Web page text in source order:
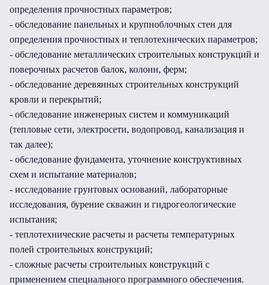
определения прочностных параметров;
- обследование панельных и крупноблочных стен для
определения прочностных и теплотехнических параметров;
- обследование металлических строительных конструкций и
поверочных расчетов балок, колонн, ферм;
- обследование деревянных строительных конструкций
кровли и перекрытий;
- обследование инженерных систем и коммуникаций
(тепловые сети, электросети, водопровод, канализация и
так далее);
- обследование фундамента, уточнение конструктивных
схем и испытание материалов;
- исследование грунтовых оснований, лабораторные
исследования, бурение скважин и гидрогеологические
испытания;
- теплотехнические расчеты и расчеты температурных
полей строительных конструкций;
- сложные расчеты строительных конструкций с
применением специального программного обеспечения.